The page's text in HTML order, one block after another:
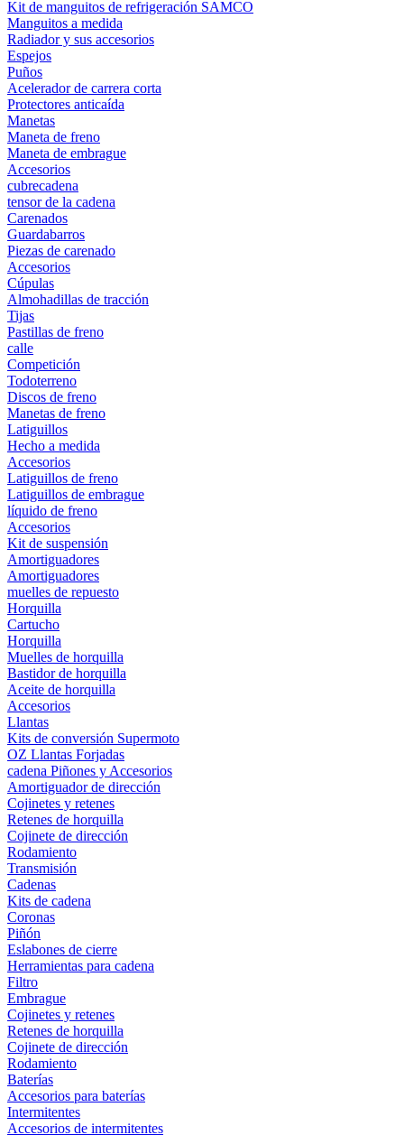
Kit de manguitos de refrigeración SAMCO
Manguitos a medida
Radiador y sus accesorios
Espejos
Puños
Acelerador de carrera corta
Protectores anticaída
Manetas
Maneta de freno
Maneta de embrague
Accesorios
cubrecadena
tensor de la cadena
Carenados
Guardabarros
Piezas de carenado
Accesorios
Cúpulas
Almohadillas de tracción
Tijas
Pastillas de freno
calle
Competición
Todoterreno
Discos de freno
Manetas de freno
Latiguillos
Hecho a medida
Accesorios
Latiguillos de freno
Latiguillos de embrague
líquido de freno
Accesorios
Kit de suspensión
Amortiguadores
Amortiguadores
muelles de repuesto
Horquilla
Cartucho
Horquilla
Muelles de horquilla
Bastidor de horquilla
Aceite de horquilla
Accesorios
Llantas
Kits de conversión Supermoto
OZ Llantas Forjadas
cadena Piñones y Accesorios
Amortiguador de dirección
Cojinetes y retenes
Retenes de horquilla
Cojinete de dirección
Rodamiento
Transmisión
Cadenas
Kits de cadena
Coronas
Piñón
Eslabones de cierre
Herramientas para cadena
Filtro
Embrague
Cojinetes y retenes
Retenes de horquilla
Cojinete de dirección
Rodamiento
Baterías
Accesorios para baterías
Intermitentes
Accesorios de intermitentes